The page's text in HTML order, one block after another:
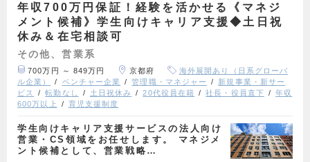
年収700万円保証！経験を活かせる《マネジ
メント候補》学生向けキャリア支援◆土日祝
休み＆在宅相談可
その他、営業系
700万円 ～ 849万円 京都府
海外展開あり（日系グローバ
ル企業）
ベンチャー企業 管理職・マネジャー
新規事業・新サー
ビス
転勤なし 土日祝休み 20代役員在籍 社長・役員直下
年収
600万以上
育児支援制度
学生向けキャリア支援サービスの法人向け
営業・CS領域をお任せします。 マネジメ
ント候補として、営業戦略…